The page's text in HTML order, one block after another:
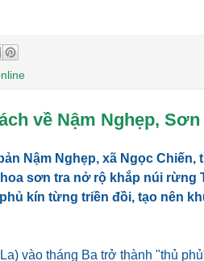
về Nậm Nghẹp, Sơn
Nậm Nghẹp, xã Ngọc Chiến,
sơn tra nở rộ khắp núi rừng
kín từng triền đồi, tạo nên
vào tháng Ba trở thành "thủ